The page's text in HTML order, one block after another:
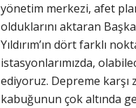
yönetim merkezi, afet
olduklarını aktaran
Yıldırım’ın dört farklı
istasyonlarımızda,
ediyoruz. Depreme
kabuğunun çok altında